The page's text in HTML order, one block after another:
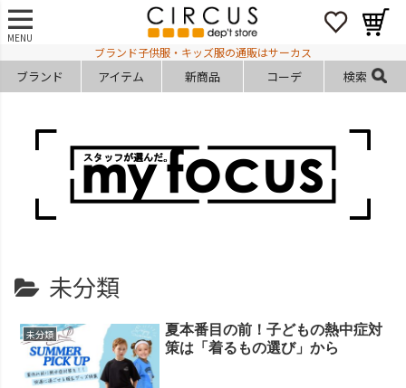
MENU
ブランド子供服・キッズ服の通販はサーカス
ブランド アイテム 新商品 コーデ 検索
未分類
未分類
夏本番目の前！子どもの熱中症対
策は「着るもの選び」から